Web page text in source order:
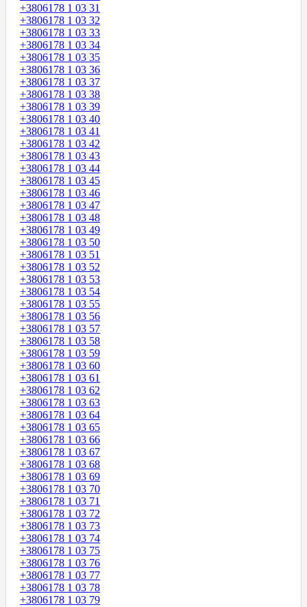
+3806178 1 03 31
+3806178 1 03 32
+3806178 1 03 33
+3806178 1 03 34
+3806178 1 03 35
+3806178 1 03 36
+3806178 1 03 37
+3806178 1 03 38
+3806178 1 03 39
+3806178 1 03 40
+3806178 1 03 41
+3806178 1 03 42
+3806178 1 03 43
+3806178 1 03 44
+3806178 1 03 45
+3806178 1 03 46
+3806178 1 03 47
+3806178 1 03 48
+3806178 1 03 49
+3806178 1 03 50
+3806178 1 03 51
+3806178 1 03 52
+3806178 1 03 53
+3806178 1 03 54
+3806178 1 03 55
+3806178 1 03 56
+3806178 1 03 57
+3806178 1 03 58
+3806178 1 03 59
+3806178 1 03 60
+3806178 1 03 61
+3806178 1 03 62
+3806178 1 03 63
+3806178 1 03 64
+3806178 1 03 65
+3806178 1 03 66
+3806178 1 03 67
+3806178 1 03 68
+3806178 1 03 69
+3806178 1 03 70
+3806178 1 03 71
+3806178 1 03 72
+3806178 1 03 73
+3806178 1 03 74
+3806178 1 03 75
+3806178 1 03 76
+3806178 1 03 77
+3806178 1 03 78
+3806178 1 03 79